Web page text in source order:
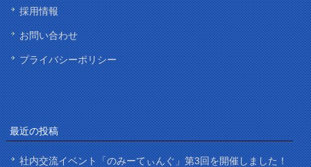
採用情報
お問い合わせ
プライバシーポリシー
最近の投稿
社内交流イベント「のみーてぃんぐ」第3回を開催しました！